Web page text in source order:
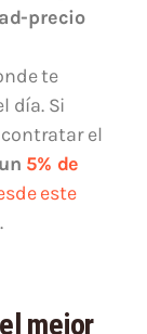
precio
te
día. Si
el
5% de
este
mejor